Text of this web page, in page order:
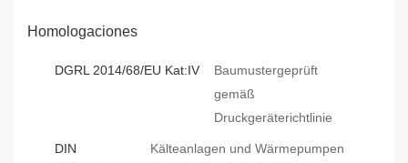
Homologaciones
DGRL 2014/68/EU Kat:IV
Baumustergeprüft
gemäß
Druckgeräterichtlinie
DIN
Kälteanlagen und Wärmepumpen